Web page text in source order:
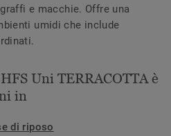
e macchie. Offre una
umidi che include
Uni TERRACOTTA è
in
di riposo